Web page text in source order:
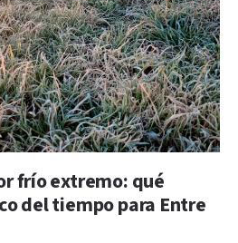
frío extremo: qué
del tiempo para Entre